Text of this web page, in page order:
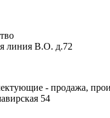
линия В.О. д.72
- продажа,
54